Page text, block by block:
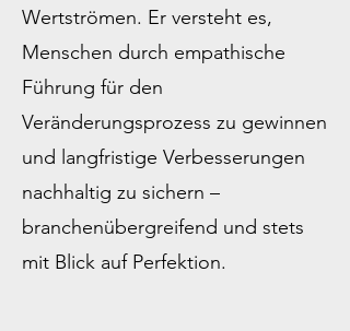
Wertströmen. Er versteht es,
Menschen durch empathische
Führung für den
Veränderungsprozess zu gewinnen
und langfristige Verbesserungen
nachhaltig zu sichern –
branchenübergreifend und stets
mit Blick auf Perfektion.